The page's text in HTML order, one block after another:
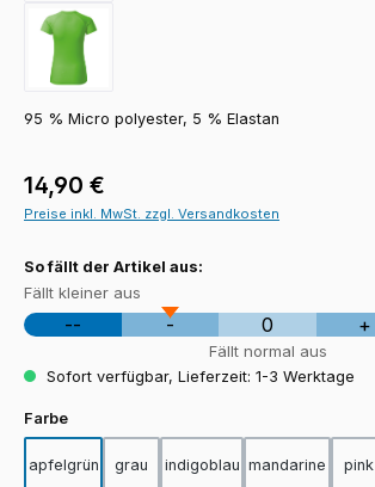
95 % Micro polyester, 5 % Elastan
Regulärer Preis:
14,90 €
Preise inkl. MwSt. zzgl. Versandkosten
So fällt der Artikel aus:
Fällt kleiner aus
-- - 0 +
Fällt normal aus
Sofort verfügbar, Lieferzeit: 1-3 Werktage
Farbeauswählen
apfelgrün grau indigoblau mandarine pink